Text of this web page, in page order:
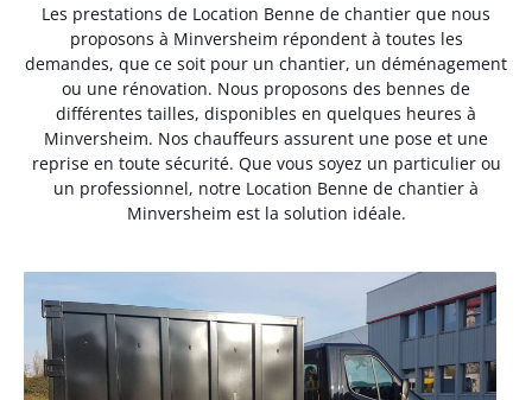
Les prestations de Location Benne de chantier que nous
proposons à Minversheim répondent à toutes les
demandes, que ce soit pour un chantier, un déménagement
ou une rénovation. Nous proposons des bennes de
différentes tailles, disponibles en quelques heures à
Minversheim. Nos chauffeurs assurent une pose et une
reprise en toute sécurité. Que vous soyez un particulier ou
un professionnel, notre Location Benne de chantier à
Minversheim est la solution idéale.